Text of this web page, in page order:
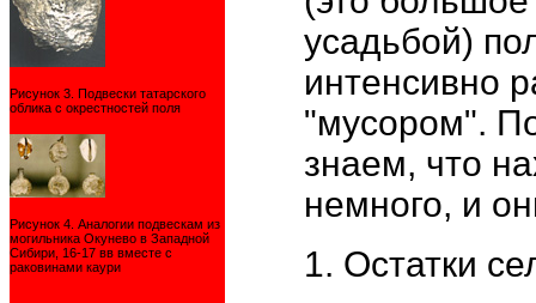
Рисунок 3. Подвески татарского
облика с окрестностей поля
Рисунок 4. Аналогии подвескам из
могильника Окунево в Западной
Сибири, 16-17 вв вместе с
раковинами каури
усадьбой)
интенсивно
"мусором".
знаем, что
немного, и
1. Остатки